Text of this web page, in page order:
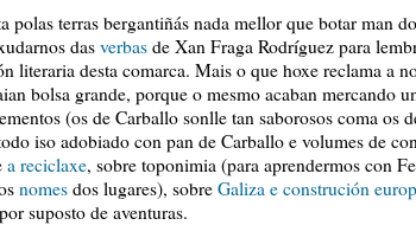
polas terras bergantiñás nada mellor que botar man
das verbas de Xan Fraga Rodríguez para
literaria desta comarca. Mais o que hoxe reclama a
bolsa grande, porque o mesmo acaban mercando
(os de Carballo sonlle tan saborosos coma os
iso adobiado con pan de Carballo e volumes de
a reciclaxe, sobre toponimia (para aprendermos con
nomes dos lugares), sobre Galiza e construción
suposto de aventuras.